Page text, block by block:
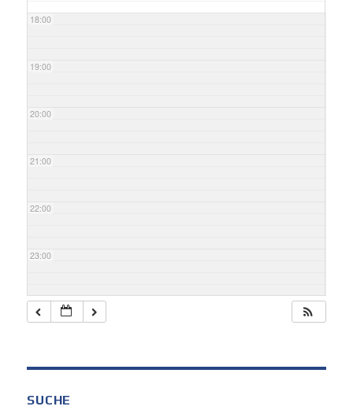
18:00
19:00
20:00
21:00
22:00
23:00
SUCHE